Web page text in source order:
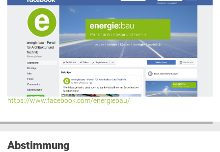
https://www.facebook.com/energiebau/
Abstimmung